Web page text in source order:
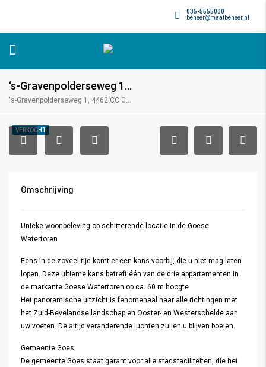
035-5555000
beheer@maatbeheer.nl
‘s-Gravenpolderseweg 1, Goes
's-Gravenpolderseweg 1, 4462 CC Goes, Nederland
VERKOCHT
Omschrijving
Unieke woonbeleving op schitterende locatie in de Goese
Watertoren
Eens in de zoveel tijd komt er een kans voorbij, die u niet mag laten
lopen. Deze ultieme kans betreft één van de drie appartementen in
de markante Goese Watertoren op ca. 60 m hoogte.
Het panoramische uitzicht is fenomenaal naar alle richtingen met
het Zuid-Bevelandse landschap en Ooster- en Westerschelde aan
uw voeten. De altijd veranderende luchten zullen u blijven boeien.
Gemeente Goes
De gemeente Goes staat garant voor alle stadsfaciliteiten, die het